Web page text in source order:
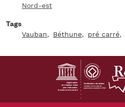
Nord-est
Tags
Vauban
Béthune pré carré